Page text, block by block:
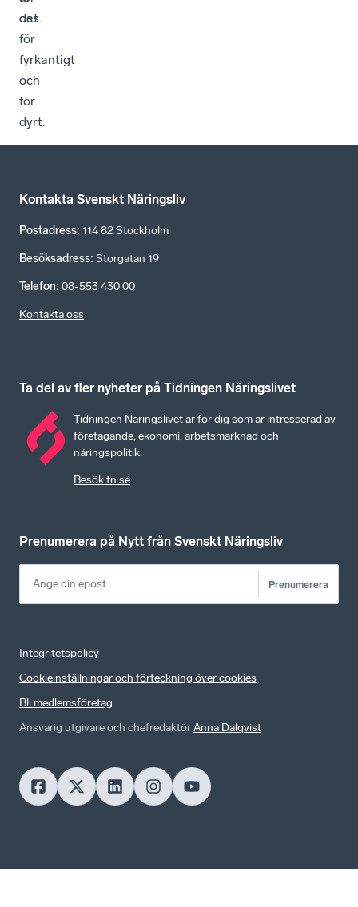
oss.
det
för
fyrkantigt
och
för
dyrt.
Kontakta Svenskt Näringsliv
Postadress: 114 82 Stockholm
Besöksadress: Storgatan 19
Telefon: 08-553 430 00
Kontakta oss
Ta del av fler nyheter på Tidningen Näringslivet
Tidningen Näringslivet är för dig som är intresserad av
företagande, ekonomi, arbetsmarknad och
näringspolitik.
Besök tn.se
Prenumerera på Nytt från Svenskt Näringsliv
Prenumerera
Integritetspolicy
Cookieinställningar och förteckning över cookies
Bli medlemsföretag
Ansvarig utgivare och chefredaktörAnna Dalqvist